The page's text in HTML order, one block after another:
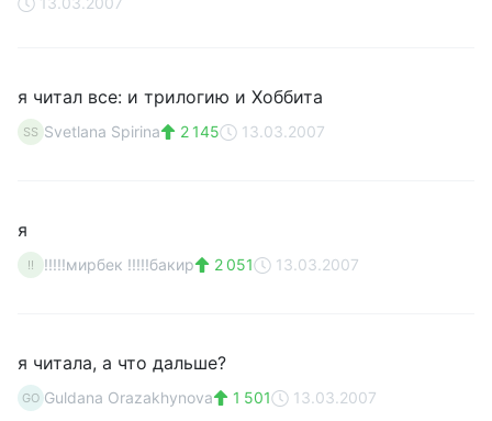
я читал все: и трилогию и Хоббита
SS Svetlana Spirina 2 145 13.03.2007
я
!! !!!!!мирбек !!!!!бакир 2 051 13.03.2007
я читала, а что дальше?
GO Guldana Orazakhynova 1 501 13.03.2007